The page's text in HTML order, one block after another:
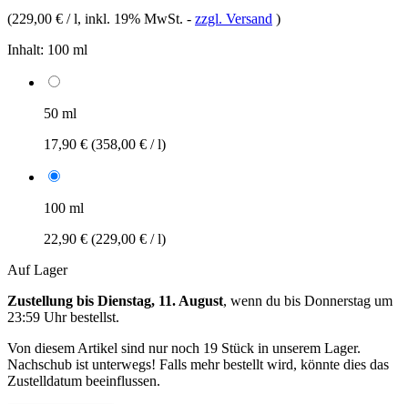
(229,00 € / l, inkl. 19% MwSt. - zzgl. Versand )
Inhalt: 100 ml
50 ml
17,90 € (358,00 € / l)
100 ml
22,90 € (229,00 € / l)
Auf Lager
Zustellung bis Dienstag, 11. August, wenn du bis Donnerstag um
23:59 Uhrbestellst.
Von diesem Artikel sind nur noch 19 Stück in unserem Lager.
Nachschub ist unterwegs! Falls mehr bestellt wird, könnte dies das
Zustelldatum beeinflussen.